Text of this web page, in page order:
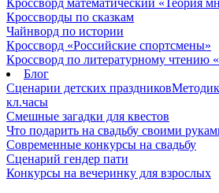
Кроссворд математический «Теория
Кроссворды по сказкам
Чайнворд по истории
Кроссворд «Российские спортсмены»
Кроссворд по литературному чтению
Блог
Сценарии детских праздников
кл.часы
Смешные загадки для квестов
Что подарить на свадьбу своими
Современные конкурсы на свадьбу
Сценарий гендер пати
Конкурсы на вечеринку для взрослых